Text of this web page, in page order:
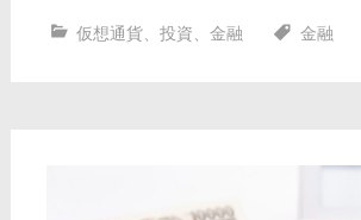
仮想通貨、 投資、 金融 金融